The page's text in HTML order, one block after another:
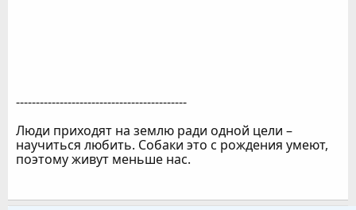
-------------------------------------------
Люди приходят на землю ради одной цели –
научиться любить. Собаки это с рождения умеют,
поэтому живут меньше нас.